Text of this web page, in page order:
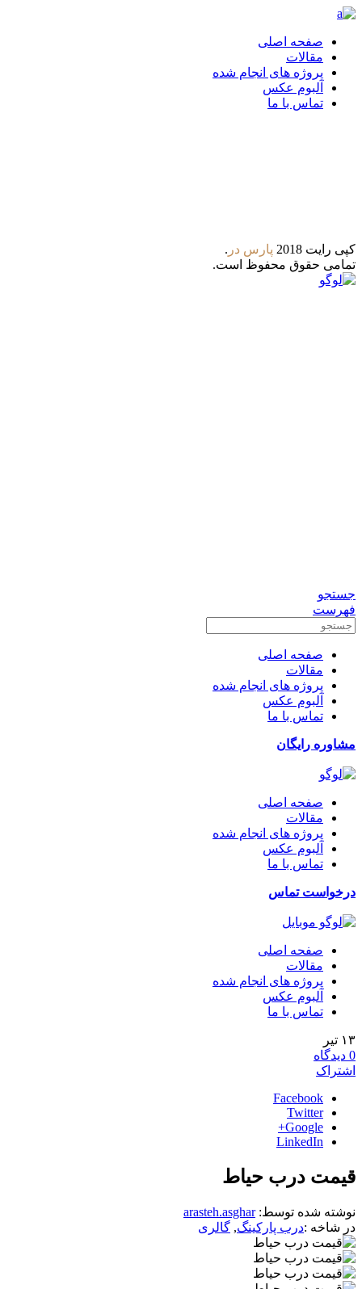
صفحه اصلی
مقالات
پروژه های انجام شده
آلبوم عکس
تماس با ما
کپی رایت 2018 پارس‌ در .
تمامی حقوق محفوظ است.
جستجو
فهرست
صفحه اصلی
مقالات
پروژه های انجام شده
آلبوم عکس
تماس با ما
مشاوره رایگان
صفحه اصلی
مقالات
پروژه های انجام شده
آلبوم عکس
تماس با ما
درخواست تماس
صفحه اصلی
مقالات
پروژه های انجام شده
آلبوم عکس
تماس با ما
۱۳ تیر
0 دیدگاه
اشتراک
Facebook
Twitter
Google+
LinkedIn
قیمت درب حیاط
نوشته شده توسط:arasteh.asghar
در شاخه :درب پارکینگ, گالری